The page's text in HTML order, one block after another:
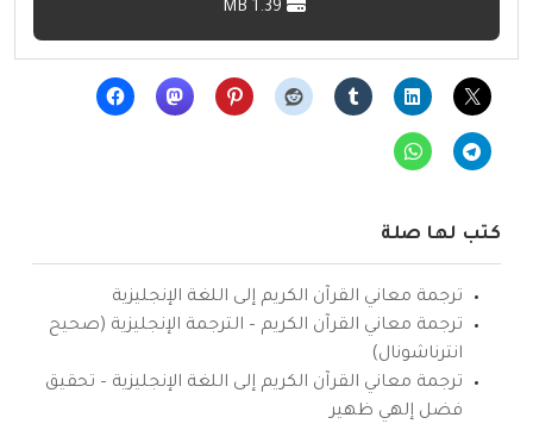
كتب لها صلة
ترجمة معاني القرآن الكريم إلى اللغة الإنجليزية
ترجمة معاني القرآن الكريم – الترجمة الإنجليزية (صحيح
انترناشونال)
ترجمة معاني القرآن الكريم إلى اللغة الإنجليزية – تحقيق
فضل إلهي ظهير